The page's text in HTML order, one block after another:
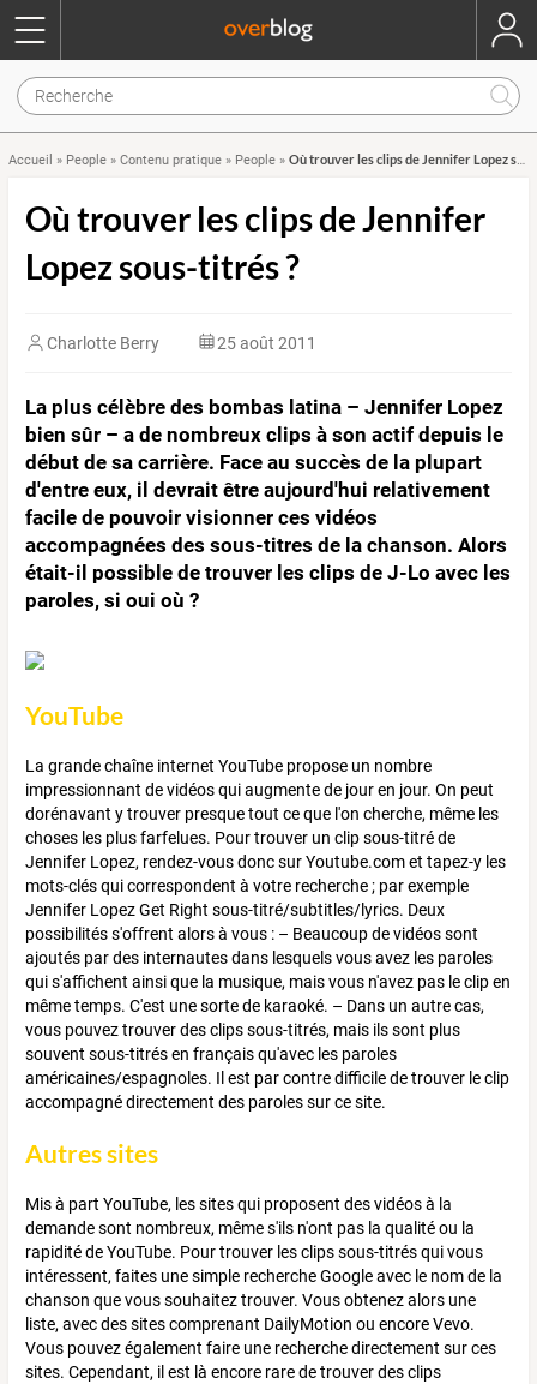
Accueil » People » Contenu pratique » People » Où trouver les clips de Jennifer Lopez sous-titrés ?
Où trouver les clips de Jennifer
Lopez sous-titrés ?
Charlotte Berry 25 août 2011
La plus célèbre des bombas latina – Jennifer Lopez
bien sûr – a de nombreux clips à son actif depuis le
début de sa carrière. Face au succès de la plupart
d'entre eux, il devrait être aujourd'hui relativement
facile de pouvoir visionner ces vidéos
accompagnées des sous-titres de la chanson. Alors
était-il possible de trouver les clips de J-Lo avec les
paroles, si oui où ?
YouTube
La grande chaîne internet YouTube propose un nombre
impressionnant de vidéos qui augmente de jour en jour. On peut
dorénavant y trouver presque tout ce que l'on cherche, même les
choses les plus farfelues. Pour trouver un clip sous-titré de
Jennifer Lopez, rendez-vous donc sur Youtube.com et tapez-y les
mots-clés qui correspondent à votre recherche ; par exemple
Jennifer Lopez Get Right sous-titré/subtitles/lyrics. Deux
possibilités s'offrent alors à vous : – Beaucoup de vidéos sont
ajoutés par des internautes dans lesquels vous avez les paroles
qui s'affichent ainsi que la musique, mais vous n'avez pas le clip en
même temps. C'est une sorte de karaoké. – Dans un autre cas,
vous pouvez trouver des clips sous-titrés, mais ils sont plus
souvent sous-titrés en français qu'avec les paroles
américaines/espagnoles. Il est par contre difficile de trouver le clip
accompagné directement des paroles sur ce site.
Autres sites
Mis à part YouTube, les sites qui proposent des vidéos à la
demande sont nombreux, même s'ils n'ont pas la qualité ou la
rapidité de YouTube. Pour trouver les clips sous-titrés qui vous
intéressent, faites une simple recherche Google avec le nom de la
chanson que vous souhaitez trouver. Vous obtenez alors une
liste, avec des sites comprenant DailyMotion ou encore Vevo.
Vous pouvez également faire une recherche directement sur ces
sites. Cependant, il est là encore rare de trouver des clips